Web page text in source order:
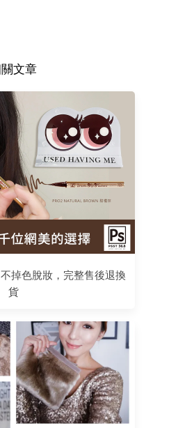
文章
掉色脫妝，完整售後退換
貨